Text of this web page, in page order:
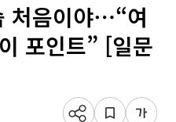
처음이야⋯“여
포인트” [일문